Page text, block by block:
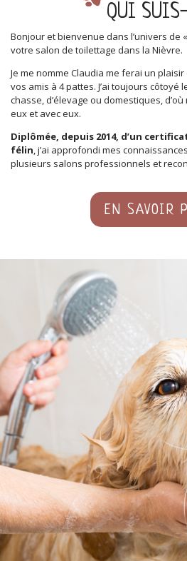
QUI
Bonjour et bienvenue dans l’univers de «
votre salon de toilettage dans la Nièvre.
Je me nomme Claudia me ferai un plaisir
vos amis à 4 pattes. J’ai toujours côtoyé
chasse, d’élevage ou domestiques,
eux et avec eux.
Diplômée, depuis 2014, d’un
félin, j’ai approfondi mes
plusieurs salons professionnels et
EN SAVOIR